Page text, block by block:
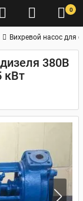
0
Вихревой насос для
380В
кВт